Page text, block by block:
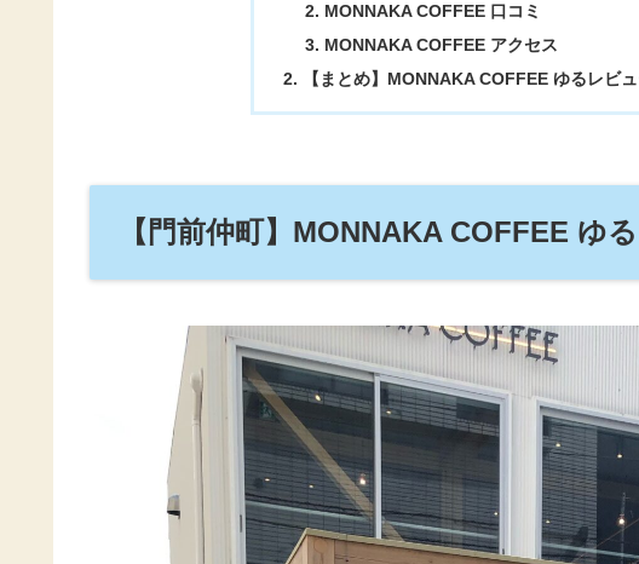
MONNAKA COFFEE 口コミ
MONNAKA COFFEE アクセス
【まとめ】MONNAKA COFFEE ゆるレビ
【門前仲町】MONNAKA COFFEE ゆ